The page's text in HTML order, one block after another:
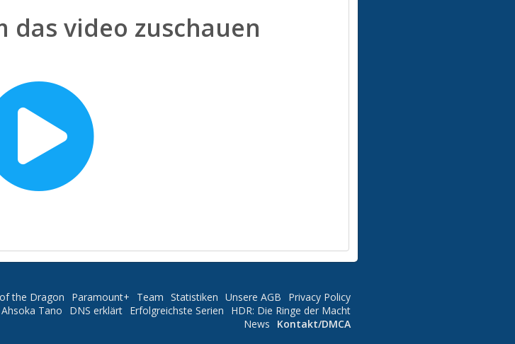
das video zuschauen
Privacy Policy
Unsere AGB
Statistiken
Team
Paramount+
the Dragon
HDR: Die Ringe der Macht
Erfolgreichste Serien
DNS erklärt
Ahsoka Tano
Kontakt/DMCA
News